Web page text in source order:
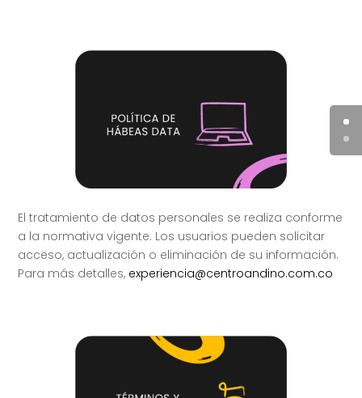
El tratamiento de datos personales se realiza conforme
a la normativa vigente. Los usuarios pueden solicitar
acceso, actualización o eliminación de su información.
Para más detalles, experiencia@centroandino.com.co